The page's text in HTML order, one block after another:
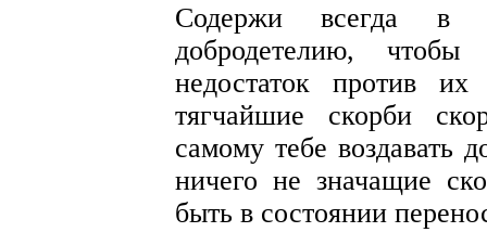
Содержи всегда в
добродетелию,
недостаток против
тягчайшие скорби
самому тебе воздавать
ничего не значащие
быть в состоянии